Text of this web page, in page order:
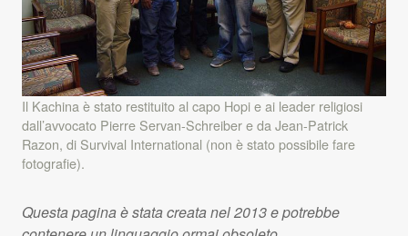
Il Kachina è stato restituito al capo Hopi e ai leader religiosi
dall’avvocato Pierre Servan-Schreiber e da Jean-Patrick
Razon, di Survival International (non è stato possibile fare
fotografie).
Questa pagina è stata creata nel 2013 e potrebbe